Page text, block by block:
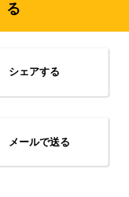
シェアする
メールで送る